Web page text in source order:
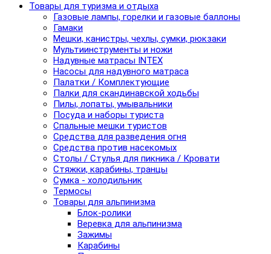
Товары для туризма и отдыха
Газовые лампы, горелки и газовые баллоны
Гамаки
Мешки, канистры, чехлы, сумки, рюкзаки
Мультиинструменты и ножи
Надувные матрасы INTEX
Насосы для надувного матраса
Палатки / Комплектующие
Палки для скандинавской ходьбы
Пилы, лопаты, умывальники
Посуда и наборы туриста
Спальные мешки туристов
Средства для разведения огня
Средства против насекомых
Столы / Стулья для пикника / Кровати
Стяжки, карабины, транцы
Сумка - холодильник
Термосы
Товары для альпинизма
Блок-ролики
Веревка для альпинизма
Зажимы
Карабины